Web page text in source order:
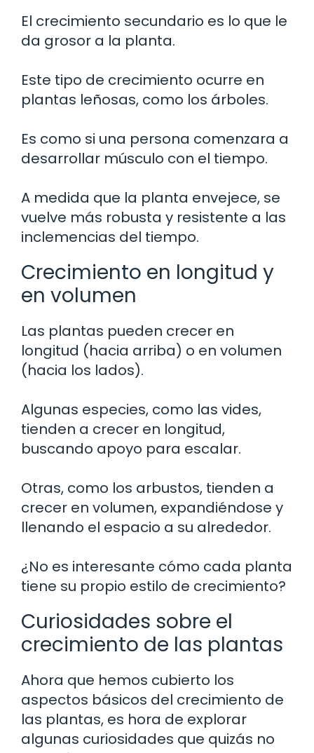
El crecimiento secundario es lo que le
da grosor a la planta.
Este tipo de crecimiento ocurre en
plantas leñosas, como los árboles.
Es como si una persona comenzara a
desarrollar músculo con el tiempo.
A medida que la planta envejece, se
vuelve más robusta y resistente a las
inclemencias del tiempo.
Crecimiento en longitud y
en volumen
Las plantas pueden crecer en
longitud (hacia arriba) o en volumen
(hacia los lados).
Algunas especies, como las vides,
tienden a crecer en longitud,
buscando apoyo para escalar.
Otras, como los arbustos, tienden a
crecer en volumen, expandiéndose y
llenando el espacio a su alrededor.
¿No es interesante cómo cada planta
tiene su propio estilo de crecimiento?
Curiosidades sobre el
crecimiento de las plantas
Ahora que hemos cubierto los
aspectos básicos del crecimiento de
las plantas, es hora de explorar
algunas curiosidades que quizás no